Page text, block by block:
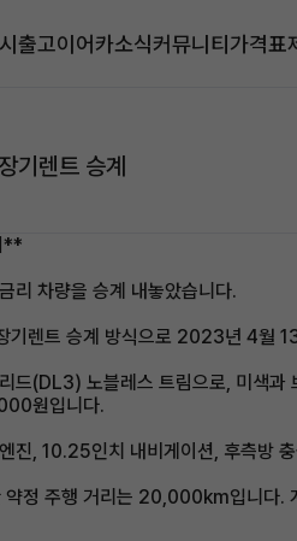
출고이어카소식커뮤니티가격표
기렌트 승계
**
리 차량을 승계 내놓았습니다.
기렌트 승계 방식으로 2023년 4월
(DL3) 노블레스 트림으로, 미색과
원입니다.
진, 10.25인치 내비게이션, 후측방
정 주행 거리는 20,000km입니다.